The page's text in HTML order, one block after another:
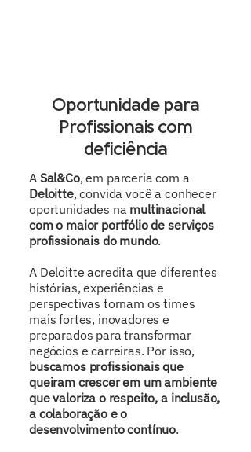
Oportunidade para
Profissionais com
deficiência
ASal&Co, em parceria com a
Deloitte, convida você a conhecer
oportunidades na multinacional
com o maior portfólio de serviços
profissionais do mundo.
A Deloitte acredita que diferentes
histórias, experiências e
perspectivas tornam os times
mais fortes, inovadores e
preparados para transformar
negócios e carreiras. Por isso,
buscamos profissionais que
queiram crescer em um ambiente
que valoriza o respeito, a inclusão,
a colaboração e o
desenvolvimento contínuo.